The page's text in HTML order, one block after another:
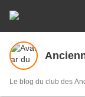
Le blog du club des